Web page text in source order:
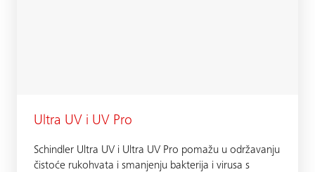
Ultra UV i UV Pro
Schindler Ultra UV i Ultra UV Pro pomažu u održavanju
čistoće rukohvata i smanjenju bakterija i virusa s